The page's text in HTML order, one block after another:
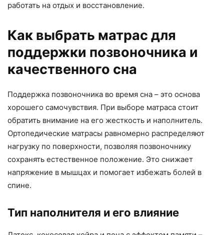
работать на отдых и восстановление.
Как выбрать матрас для
поддержки позвоночника и
качественного сна
Поддержка позвоночника во время сна – это основа
хорошего самочувствия. При выборе матраса стоит
обратить внимание на его жесткость и наполнитель.
Ортопедические матрасы равномерно распределяют
нагрузку по поверхности, позволяя позвоночнику
сохранять естественное положение. Это снижает
напряжение в мышцах и помогает избежать болей в
спине.
Тип наполнителя и его влияние